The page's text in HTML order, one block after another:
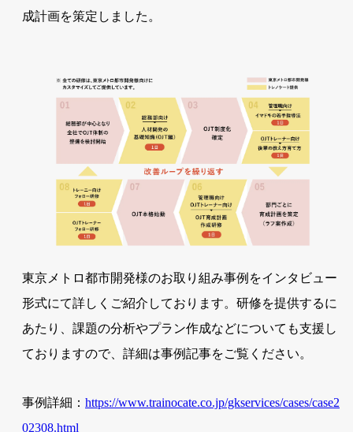
成計画を策定しました。
東京メトロ都市開発様のお取り組み事例をインタビュー
形式にて詳しくご紹介しております。研修を提供するに
あたり、課題の分析やプラン作成などについても支援し
ておりますので、詳細は事例記事をご覧ください。
事例詳細： https://www.trainocate.co.jp/gkservices/cases/case2
02308.html